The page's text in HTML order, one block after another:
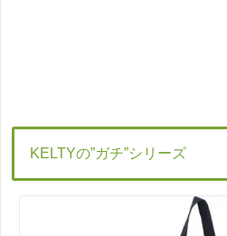
KELTYの”ガチ”シリーズ